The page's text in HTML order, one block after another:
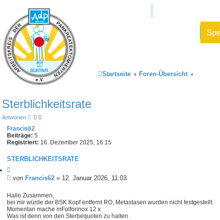
Startseite Foren-Übersicht
Sterblichkeitsrate
Antworten
Francis62
Beiträge: 5
Registriert: 16. Dezember 2025, 16:15
STERBLICHKEITSRATE
i
t
e
r
e
n
B
i
t
r
von Francis62 » 12. Januar 2026, 11:03
Hallo Zusammen,
bei mir würde der BSK Kopf entfernt RO, Metastasen wurden nicht festgestellt.
Momentan mache mFolforinox 12 x
Was ist denn von den Sterbequoten zu halten .